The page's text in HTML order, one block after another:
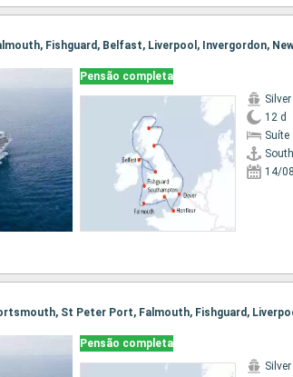
Pensão completa
12 d
Suíte
14/
Pensão completa